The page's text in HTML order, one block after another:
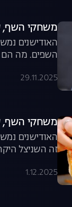
משחקי השף, עונה 8, פרק 10: המנה
האודישנים
השפים. מה הם
29.11.2025
משחקי השף, עונה 8, פרק 11:
האודישנים
זה השניצל
1.12.2025